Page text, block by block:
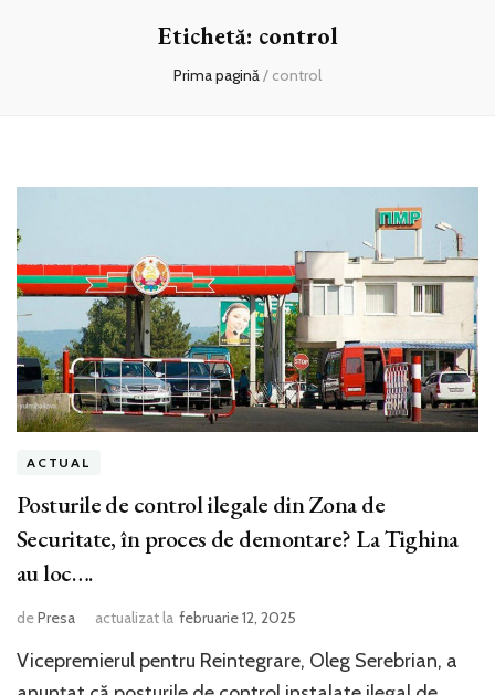
Etichetă: control
Prima pagină/ control
ACTUAL
Posturile de control ilegale din Zona de
Securitate, în proces de demontare? La Tighina
au loc….
dePresa actualizat la februarie 12, 2025
Vicepremierul pentru Reintegrare, Oleg Serebrian, a